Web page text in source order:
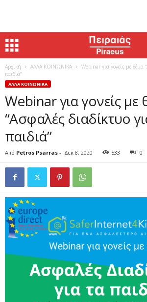
Αρχική ΑΛΛΑ ΚΟΙΝΩΝΙΚΑ
Webinar για γονείς με θέμα
παιδιά”
ΑΛΛΑ ΚΟΙΝΩΝΙΚΑ
Webinar για γονείς με
“Ασφαλές διαδίκτυο
παιδιά”
Από Petros Psarras - Δεκ 8, 2020 533 0